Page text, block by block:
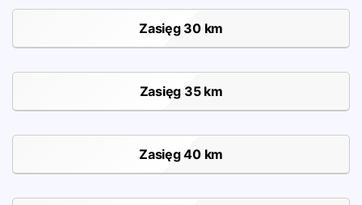
Zasięg 30 km
Zasięg 35 km
Zasięg 40 km